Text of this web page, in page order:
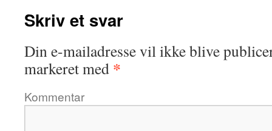
Skriv et svar
Din e-mailadresse vil ikke blive
markeret med *
Kommentar